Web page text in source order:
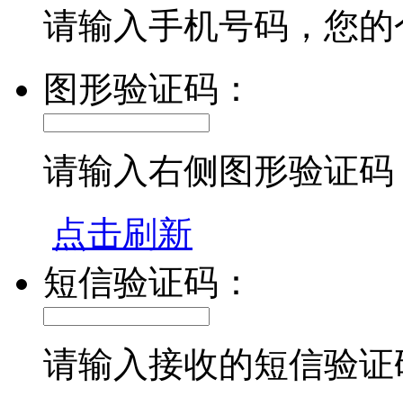
请输入手机号码，您
图形验证码：
请输入右侧图形验证码
点击刷新
短信验证码：
请输入接收的短信验证